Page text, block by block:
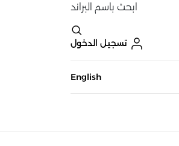
ابحث باسم البراند
تسجيل الدخول
English